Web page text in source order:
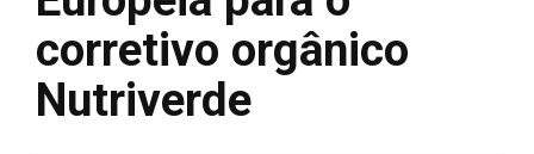
corretivo orgânico
Nutriverde